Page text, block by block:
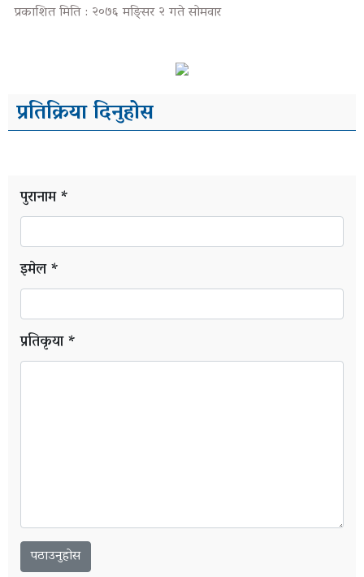
प्रकाशित मिति : २०७६ मङ्सिर २ गते सोमवार
प्रतिक्रिया दिनुहोस
पुरानाम *
इमेल *
प्रतिकृया *